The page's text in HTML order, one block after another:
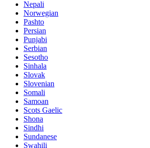
Nepali
Norwegian
Pashto
Persian
Punjabi
Serbian
Sesotho
Sinhala
Slovak
Slovenian
Somali
Samoan
Scots Gaelic
Shona
Sindhi
Sundanese
Swahili